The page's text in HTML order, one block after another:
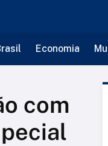
Economia
com